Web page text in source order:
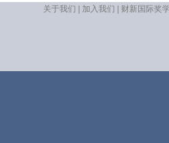
关于我们 加入我们 财新国际奖